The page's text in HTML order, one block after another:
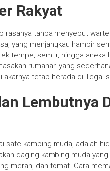
Rakyat
rasanya tanpa menyebut
yang menjangkau hampir
tempe, semur, hingga
rumahan yang
tetap berada di Tegal
Lembutnya
sate kambing muda, adalah
daging kambing muda
merah, dan tomat. Cara